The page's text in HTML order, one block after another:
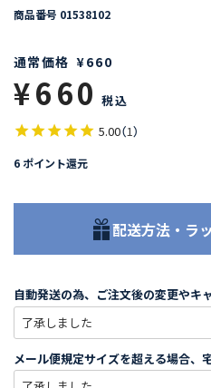
商品番号 01538102
通常価格 ¥660
¥660 税込
5.00（1）
6 ポイント還元
配送方法・ラ
自動発送の為、ご注文後の変更やキ
メール便規定サイズを超える場合、